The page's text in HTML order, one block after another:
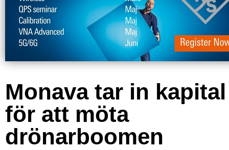
Monava tar in kapital
för att möta
drönarboomen